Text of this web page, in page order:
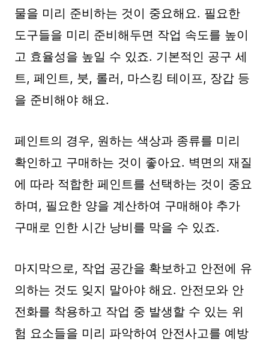
물을 미리 준비하는 것이 중요해요. 필요한
도구들을 미리 준비해두면 작업 속도를 높이
고 효율성을 높일 수 있죠. 기본적인 공구 세
트, 페인트, 붓, 롤러, 마스킹 테이프, 장갑 등
을 준비해야 해요.
페인트의 경우, 원하는 색상과 종류를 미리
확인하고 구매하는 것이 좋아요. 벽면의 재질
에 따라 적합한 페인트를 선택하는 것이 중요
하며, 필요한 양을 계산하여 구매해야 추가
구매로 인한 시간 낭비를 막을 수 있죠.
마지막으로, 작업 공간을 확보하고 안전에 유
의하는 것도 잊지 말아야 해요. 안전모와 안
전화를 착용하고 작업 중 발생할 수 있는 위
험 요소들을 미리 파악하여 안전사고를 예방